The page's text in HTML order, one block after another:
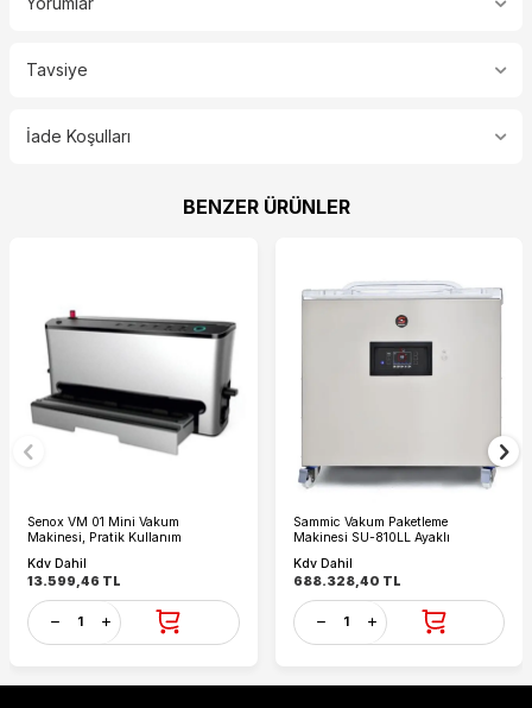
Basınç : 0.5 mbar
Tavsiye
İade Koşulları
BENZER ÜRÜNLER
Senox VM 01 Mini Vakum
Makinesi, Pratik Kullanım
Kdv Dahil
13.599,46 TL
Sammic Vakum Paketleme
Makinesi SU-810LL Ayaklı
Kdv Dahil
688.328,40 TL